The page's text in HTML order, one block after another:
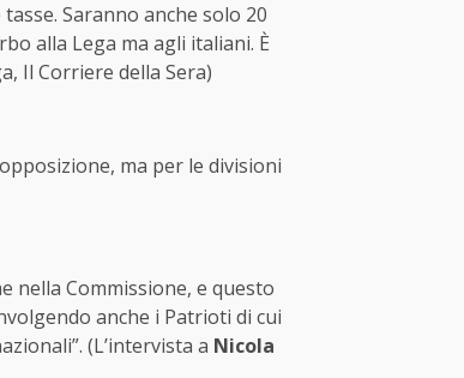
Saranno anche solo 20
alla Lega ma agli italiani. È
Il Corriere della Sera)
ma per le divisioni
nella Commissione, e questo
anche i Patrioti di cui
(L’intervista a Nicola